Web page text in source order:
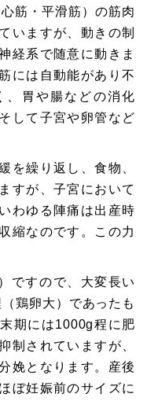
筋・平滑筋）の筋肉
いますが、動きの制
経系で随意に動きま
には自動能があり不
、胃や腸などの消化
して子宮や卵管など
を繰り返し、食物、
すが、子宮において
わゆる陣痛は出産時
縮なのです。この力
ですので、大変長い
鶏卵大）であったも
期には1000g程に肥
制されていますが、
娩となります。産後
ぼ妊娠前のサイズに